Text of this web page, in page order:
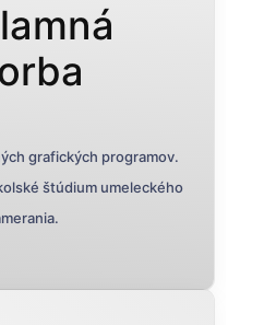
grafických programov.
štúdium umeleckého